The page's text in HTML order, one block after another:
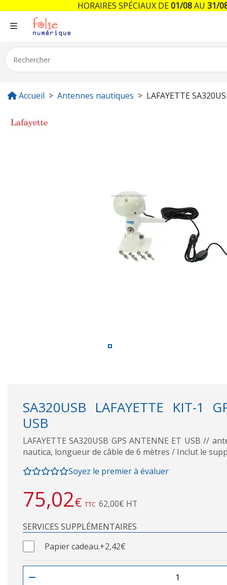
Accueil Antennes nautiques LAFAYETTE
SA320USB LAFAYETTE KIT-1
USB
LAFAYETTE SA320USB GPS ANTENNE ET USB //
nautica, longueur de câble de 6 mètres / Inclut le
Soyez le premier à évaluer
75,02€ TTC 62,00€ HT
SERVICES SUPPLÉMENTAIRES
Papier cadeau.+2,42€
HORAIRES SPÉCIAUX DE01/08AU 31/